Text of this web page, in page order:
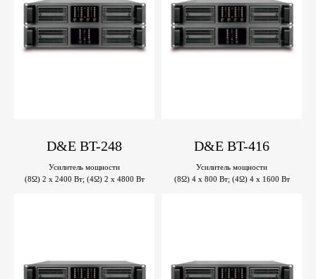
D&E BT-248
Усилитель мощности
(8Ω) 2 x 2400 Вт; (4Ω) 2 x 4800 Вт
D&E BT-416
Усилитель мощности
(8Ω) 4 x 800 Вт; (4Ω) 4 x 1600 Вт